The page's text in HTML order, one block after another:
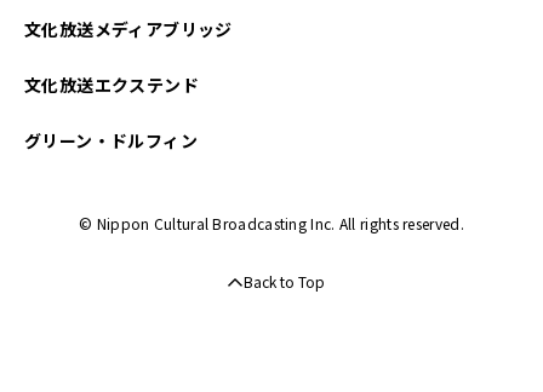
文化放送メディアブリッジ
文化放送エクステンド
グリーン・ドルフィン
© Nippon Cultural Broadcasting Inc. All rights reserved.
Back to Top